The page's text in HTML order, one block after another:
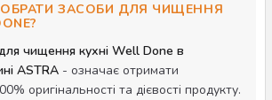
ЗАСОБИ ДЛЯ ЧИЩЕННЯ
чищення кухні Well Done в
ASTRA - означає отримати
оригінальності та дієвості продукту.